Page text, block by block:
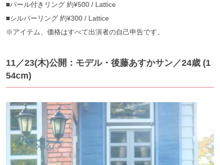
■パール付きリング 約¥500 / Lattice
■シルバーリング 約¥300 / Lattice
※アイテム、価格はすべて出演者の自己申告です。
11／23(木)公開：モデル・後藤あすかサン ／24歳 (1
54cm)